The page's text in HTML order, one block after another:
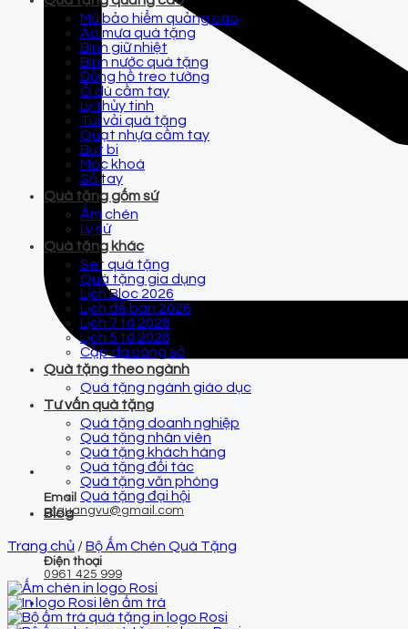
Email
qtquangvu@gmail.com
Điện thoại
0961 425 999
Mũ bảo hiểm quảng cáo
Áo mưa quà tặng
Bình giữ nhiệt
Bình nước quà tặng
Đồng hồ treo tường
Ô dù cầm tay
Ly thủy tinh
Túi vải quà tặng
Quạt nhựa cầm tay
Bút bi
Móc khoá
Sổ tay
Quà tặng gốm sứ
Ấm chén
Ly sứ
Quà tặng khác
Set quà tặng
Quà tặng gia dụng
Lịch Bloc 2026
Lịch để bàn 2026
Lịch 7 tờ 2026
Lịch 5 tờ 2026
Cặp da công sở
Quà tặng theo ngành
Quà tặng ngành giáo dục
Tư vấn quà tặng
Quà tặng doanh nghiệp
Quà tặng nhân viên
Quà tặng khách hàng
Quà tặng đối tác
Quà tặng văn phòng
Quà tặng đại hội
Blog
Trang chủ /Bộ Ấm Chén Quà Tặng